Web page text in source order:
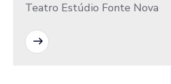
Teatro Estúdio Fonte Nova